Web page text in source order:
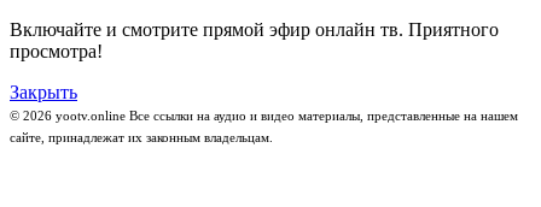
Включайте и смотрите прямой эфир онлайн тв. Приятного
просмотра!
Закрыть
© 2026 yootv.online Все ссылки на аудио и видео материалы, представленные на нашем
сайте, принадлежат их законным владельцам.